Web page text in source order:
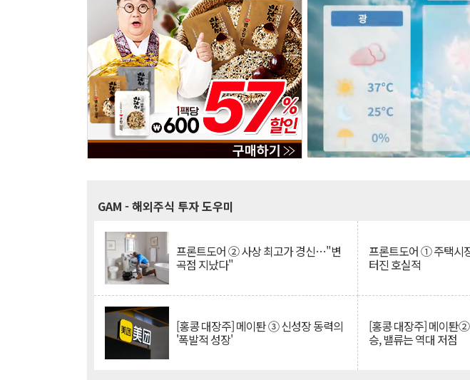
GAM - 해외주식 투자 도우미
프론트도어 ② 사상 최고가 경신…"변
곡점 지났다"
프론트도어 ① 주택시
터진 호실적
[홍콩 대장주] 메이퇀 ③ 신성장 동력의
'폭발적 성장'
[홍콩 대장주] 메이퇀
승, 밸류는 역대 저점